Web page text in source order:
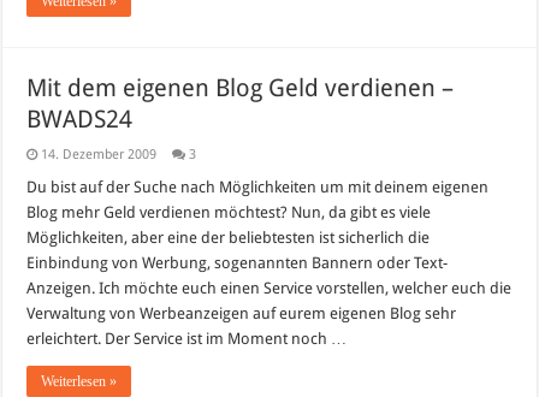
Mit dem eigenen Blog Geld verdienen –
BWADS24
14. Dezember 2009 3
Du bist auf der Suche nach Möglichkeiten um mit deinem eigenen
Blog mehr Geld verdienen möchtest? Nun, da gibt es viele
Möglichkeiten, aber eine der beliebtesten ist sicherlich die
Einbindung von Werbung, sogenannten Bannern oder Text-
Anzeigen. Ich möchte euch einen Service vorstellen, welcher euch die
Verwaltung von Werbeanzeigen auf eurem eigenen Blog sehr
erleichtert. Der Service ist im Moment noch …
Weiterlesen »